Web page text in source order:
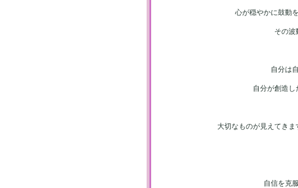
心が穏やかに鼓動
その
自分は
自分が創造
大切なものが見えてき
自信を克